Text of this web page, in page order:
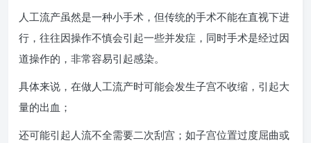
人工流产虽然是一种小手术，但传统的手术不能在直视下进
行，往往因操作不慎会引起一些并发症，同时手术是经过因
道操作的，非常容易引起感染。
具体来说，在做人工流产时可能会发生子宫不收缩，引起大
量的出血；
还可能引起人流不全需要二次刮宫；如子宫位置过度屈曲或